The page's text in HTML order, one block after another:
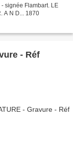
signée Flambart. LE
A N D... 1870
- Réf